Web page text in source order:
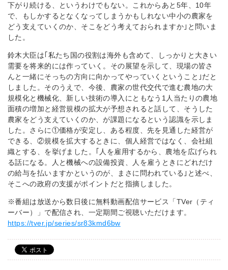
下がり続ける、というわけでもない。これからあと5年、10年
で、もしかするとなくなってしまうかもしれない中小の農家を
どう支えていくのか、そこをどう考えておられますか｣と問いま
した。
鈴木大臣は｢私たち国の役割は海外も含めて、しっかりと大きい
需要を将来的には作っていく。その展望を示して、現場の皆さ
んと一緒にそっちの方向に向かってやっていくということ｣だと
しました。そのうえで、今後、農家の世代交代で進む農地の大
規模化と機械化、新しい技術の導入にともなう1人当たりの農地
面積の増加と経営規模の拡大が予想されると話して、そうした
農家をどう支えていくのか、が課題になるという認識を示しま
した。さらに①価格が安定し、ある程度、先を見通した経営が
できる、②規模を拡大するときに、個人経営ではなく、会社組
織とする、を挙げました。｢人を雇用するから、農地を広げられ
る話になる。人と機械への設備投資、人を雇うときにどれだけ
の給与を払いますかというのが、まさに問われている｣と述べ、
そこへの政府の支援がポイントだと指摘しました。
※番組は放送から数日後に無料動画配信サービス「TVer（ティ
ーバー）
」で配信され、一定期間ご視聴いただけます。
https://tver.jp/series/sr83kmd6bw